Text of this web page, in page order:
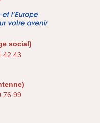
social)